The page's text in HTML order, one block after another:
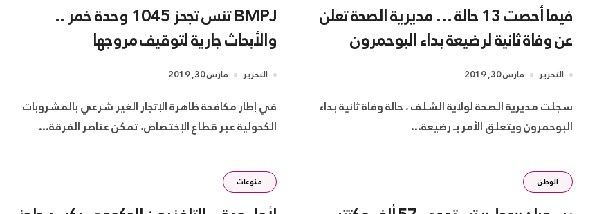
فيما أحصت 13 حالة … مديرية الصحة تعلن
عن وفاة ثانية لرضيعة بداء البوحمرون
بالشلف
التحرير مارس 30, 2019
سجلت مديرية الصحة لولاية الشلف ، حالة وفاة ثانية بداء
البوحمرون ويتعلق الأمر بـ رضيعة...
BMPJ تنس تجحز 1045 وحدة خمر ..
والأبحاث جارية لتوقيف مروجها
التحرير مارس 30, 2019
في إطار مكافحة ظاهرة الإتجار الغير شرعي بالمشروبات
الكحولية عبر قطاع الإختصاص، تمكن عناصر الفرقة...
الوطن منوعات